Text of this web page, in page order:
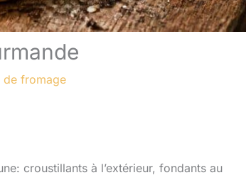
de fromage
croustillants à l’extérieur, fondants au